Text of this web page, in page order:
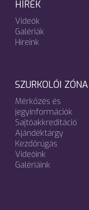
HÍREK
Videók
Galériák
Híreink
SZURKOLÓI ZÓNA
Mérkőzés és
jegyinformációk
Sajtóakkreditáció
Ajándéktárgy
Kezdőrúgás
Videóink
Galériáink